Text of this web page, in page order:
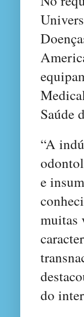
Saúde
“A
e
muitas
do